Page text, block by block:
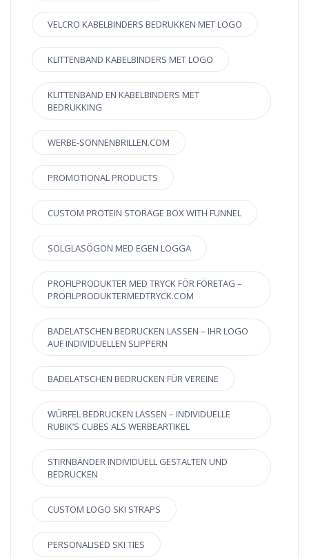
VELCRO KABELBINDERS BEDRUKKEN MET LOGO
KLITTENBAND KABELBINDERS MET LOGO
KLITTENBAND EN KABELBINDERS MET
BEDRUKKING
WERBE-SONNENBRILLEN.COM
PROMOTIONAL PRODUCTS
CUSTOM PROTEIN STORAGE BOX WITH FUNNEL
SOLGLASÖGON MED EGEN LOGGA
PROFILPRODUKTER MED TRYCK FÖR FÖRETAG –
PROFILPRODUKTERMEDTRYCK.COM
BADELATSCHEN BEDRUCKEN LASSEN – IHR LOGO
AUF INDIVIDUELLEN SLIPPERN
BADELATSCHEN BEDRUCKEN FÜR VEREINE
WÜRFEL BEDRUCKEN LASSEN – INDIVIDUELLE
RUBIK’S CUBES ALS WERBEARTIKEL
STIRNBÄNDER INDIVIDUELL GESTALTEN UND
BEDRUCKEN
CUSTOM LOGO SKI STRAPS
PERSONALISED SKI TIES